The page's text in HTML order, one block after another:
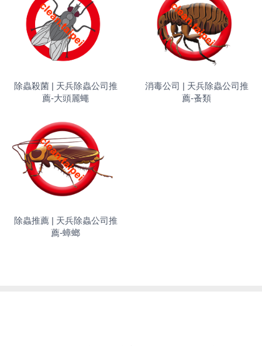
除蟲殺菌 | 天兵除蟲公司推
薦-大頭麗蠅
消毒公司 | 天兵除蟲公司推
薦-蚤類
除蟲推薦 | 天兵除蟲公司推
薦-蟑螂